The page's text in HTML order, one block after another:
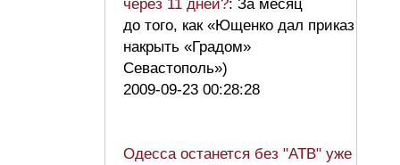
через 11 дней?: За месяц
до того, как «Ющенко дал приказ
накрыть «Градом»
Севастополь»)
2009-09-23 00:28:28
Одесса останется без "АТВ" уже